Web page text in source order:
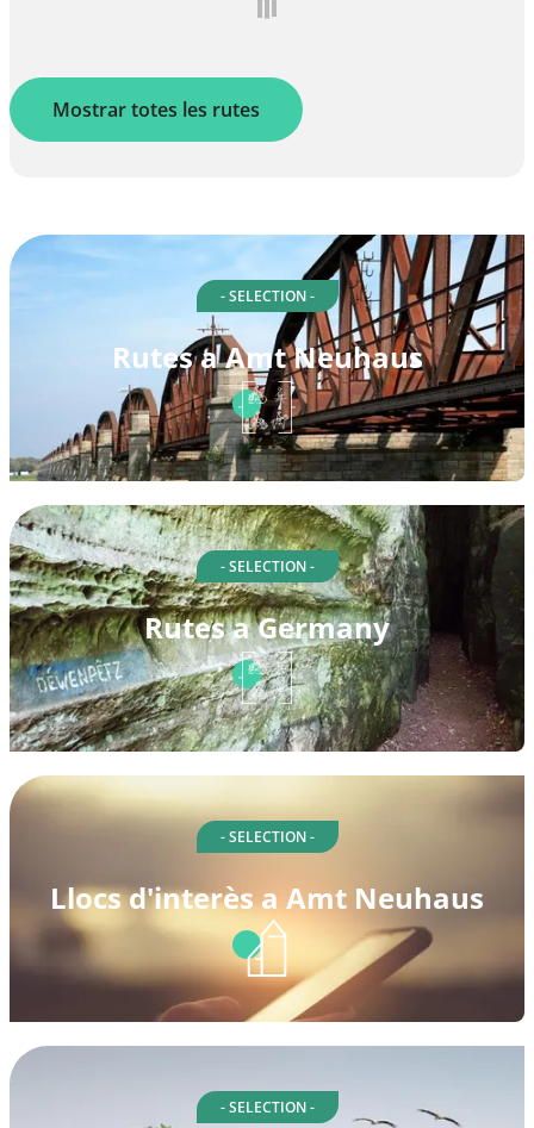
Mostrar totes les rutes
- SELECTION -
Rutes a Amt Neuhaus
- SELECTION -
Rutes a Germany
- SELECTION -
Llocs d'interès a Amt Neuhaus
- SELECTION -